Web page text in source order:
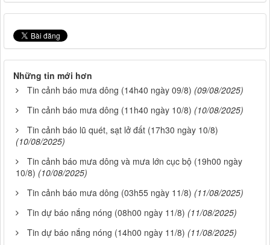
Những tin mới hơn
Tin cảnh báo mưa dông (14h40 ngày 09/8) (09/08/2025)
Tin cảnh báo mưa dông (11h40 ngày 10/8) (10/08/2025)
Tin cảnh báo lũ quét, sạt lở đất (17h30 ngày 10/8)
(10/08/2025)
Tin cảnh báo mưa dông và mưa lớn cục bộ (19h00 ngày
10/8) (10/08/2025)
Tin cảnh báo mưa dông (03h55 ngày 11/8) (11/08/2025)
Tin dự báo nắng nóng (08h00 ngày 11/8) (11/08/2025)
Tin dự báo nắng nóng (14h00 ngày 11/8) (11/08/2025)